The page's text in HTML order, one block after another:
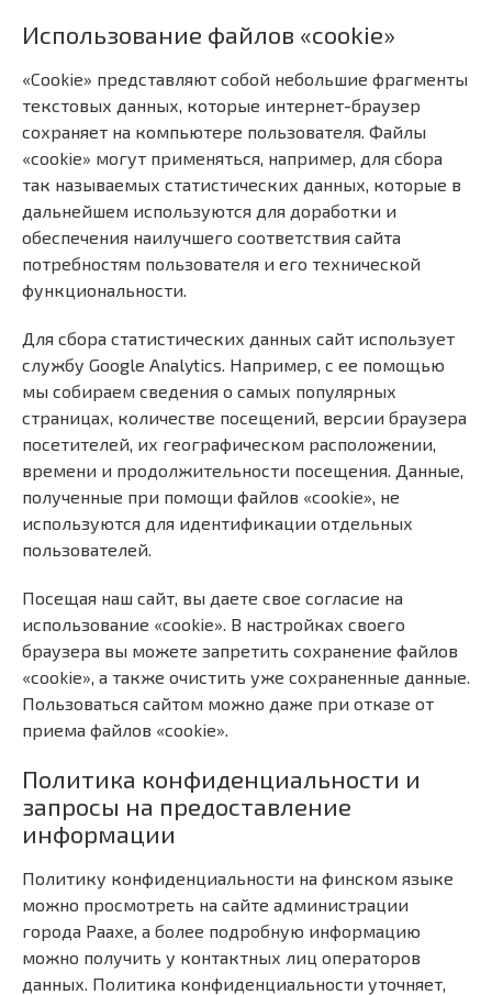
Использование файлов «cookie»
«Cookie» представляют собой небольшие фрагменты
текстовых данных, которые интернет-браузер
сохраняет на компьютере пользователя. Файлы
«cookie» могут применяться, например, для сбора
так называемых статистических данных, которые в
дальнейшем используются для доработки и
обеспечения наилучшего соответствия сайта
потребностям пользователя и его технической
функциональности.
Для сбора статистических данных сайт использует
службу Google Analytics. Например, с ее помощью
мы собираем сведения о самых популярных
страницах, количестве посещений, версии браузера
посетителей, их географическом расположении,
времени и продолжительности посещения. Данные,
полученные при помощи файлов «cookie», не
используются для идентификации отдельных
пользователей.
Посещая наш сайт, вы даете свое согласие на
использование «cookie». В настройках своего
браузера вы можете запретить сохранение файлов
«cookie», а также очистить уже сохраненные данные.
Пользоваться сайтом можно даже при отказе от
приема файлов «cookie».
Политика конфиденциальности и
запросы на предоставление
информации
Политику конфиденциальности на финском языке
можно просмотреть на сайте администрации
города Раахе, а более подробную информацию
можно получить у контактных лиц операторов
данных. Политика конфиденциальности уточняет,